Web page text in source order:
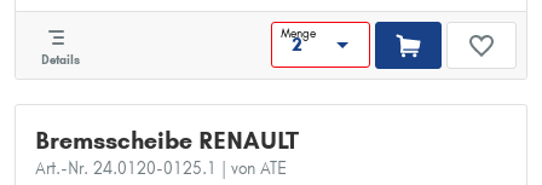
MAPP-Code vorhanden:
Prüfzeichen: E1 90R-02C0165/1150
Details
Menge
Bremsscheibe RENAULT
Art.-Nr. 24.0120-0125.1 | von ATE